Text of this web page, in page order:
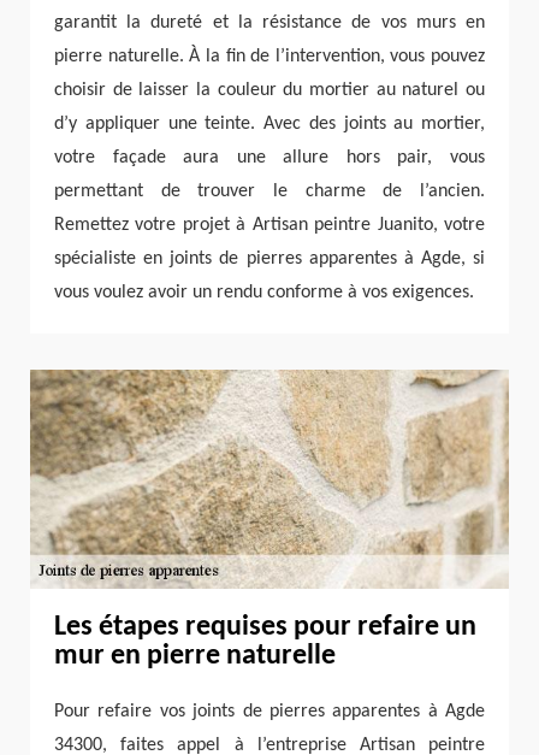
garantit la dureté et la résistance de vos murs en
pierre naturelle. À la fin de l’intervention, vous pouvez
choisir de laisser la couleur du mortier au naturel ou
d’y appliquer une teinte. Avec des joints au mortier,
votre façade aura une allure hors pair, vous
permettant de trouver le charme de l’ancien.
Remettez votre projet à Artisan peintre Juanito, votre
spécialiste en joints de pierres apparentes à Agde, si
vous voulez avoir un rendu conforme à vos exigences.
Les étapes requises pour refaire un
mur en pierre naturelle
Pour refaire vos joints de pierres apparentes à Agde
34300, faites appel à l’entreprise Artisan peintre